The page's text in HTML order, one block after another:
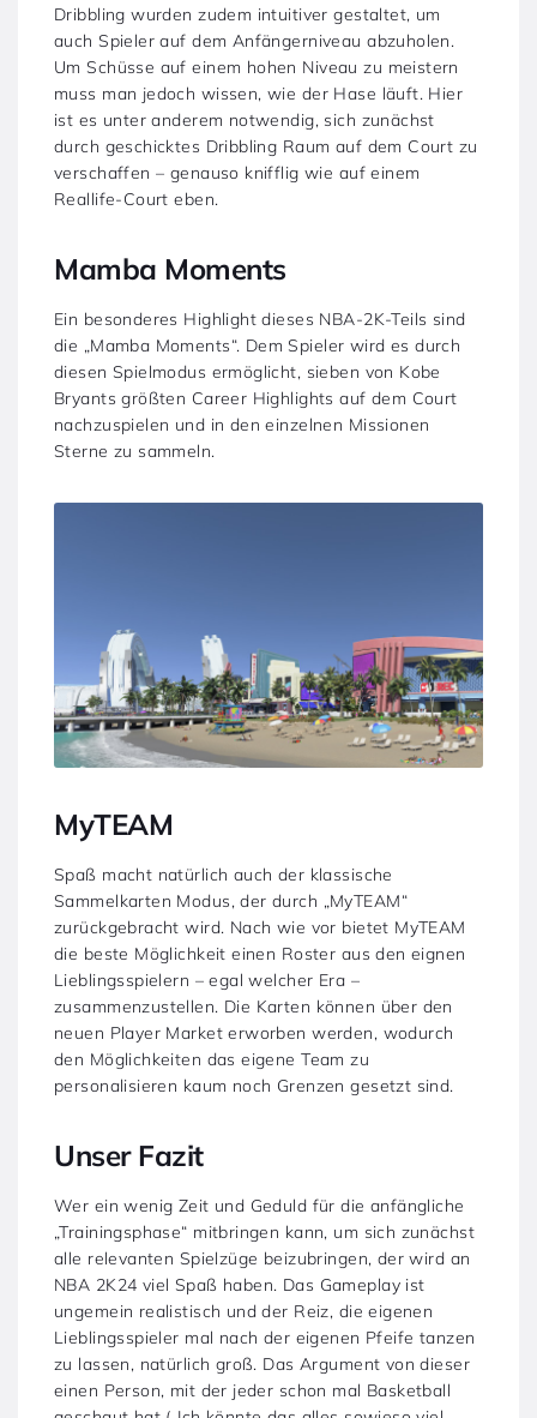
Dribbling wurden zudem intuitiver gestaltet, um
auch Spieler auf dem Anfängerniveau abzuholen.
Um Schüsse auf einem hohen Niveau zu meistern
muss man jedoch wissen, wie der Hase läuft. Hier
ist es unter anderem notwendig, sich zunächst
durch geschicktes Dribbling Raum auf dem Court zu
verschaffen – genauso knifflig wie auf einem
Reallife-Court eben.
Mamba Moments
Ein besonderes Highlight dieses NBA-2K-Teils sind
die „Mamba Moments“. Dem Spieler wird es durch
diesen Spielmodus ermöglicht, sieben von Kobe
Bryants größten Career Highlights auf dem Court
nachzuspielen und in den einzelnen Missionen
Sterne zu sammeln.
MyTEAM
Spaß macht natürlich auch der klassische
Sammelkarten Modus, der durch „MyTEAM“
zurückgebracht wird. Nach wie vor bietet MyTEAM
die beste Möglichkeit einen Roster aus den eignen
Lieblingsspielern – egal welcher Era –
zusammenzustellen. Die Karten können über den
neuen Player Market erworben werden, wodurch
den Möglichkeiten das eigene Team zu
personalisieren kaum noch Grenzen gesetzt sind.
Unser Fazit
Wer ein wenig Zeit und Geduld für die anfängliche
„Trainingsphase“ mitbringen kann, um sich zunächst
alle relevanten Spielzüge beizubringen, der wird an
NBA 2K24 viel Spaß haben. Das Gameplay ist
ungemein realistisch und der Reiz, die eigenen
Lieblingsspieler mal nach der eigenen Pfeife tanzen
zu lassen, natürlich groß. Das Argument von dieser
einen Person, mit der jeder schon mal Basketball